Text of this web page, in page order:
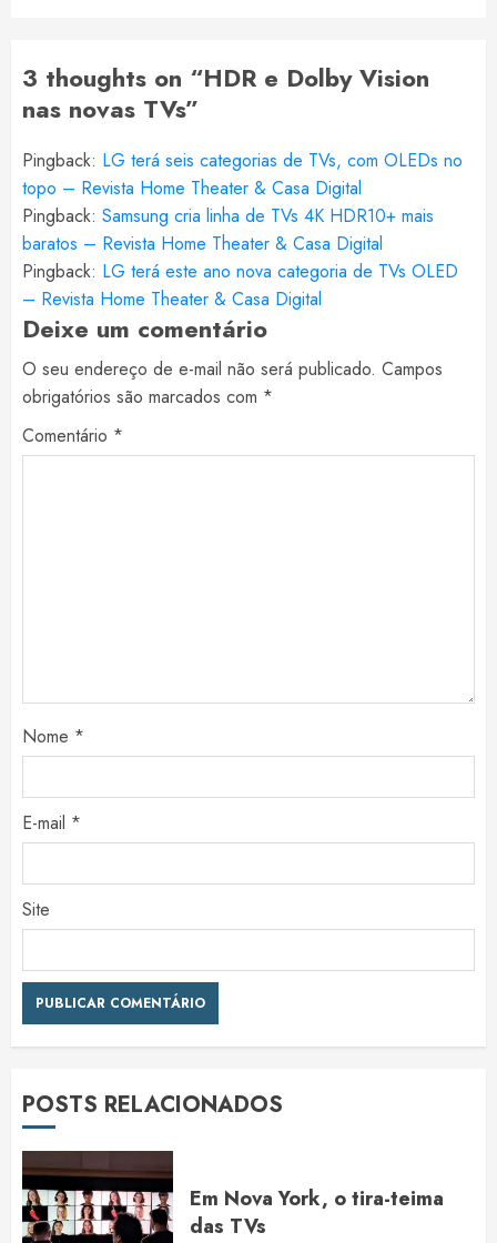
3 thoughts on “HDR e Dolby Vision
nas novas TVs”
Pingback: LG terá seis categorias de TVs, com OLEDs no
topo – Revista Home Theater & Casa Digital
Pingback: Samsung cria linha de TVs 4K HDR10+ mais
baratos – Revista Home Theater & Casa Digital
Pingback: LG terá este ano nova categoria de TVs OLED
– Revista Home Theater & Casa Digital
Deixe um comentário
O seu endereço de e-mail não será publicado. Campos
obrigatórios são marcados com *
Comentário *
Nome *
E-mail *
Site
POSTS RELACIONADOS
Em Nova York, o tira-teima
das TVs